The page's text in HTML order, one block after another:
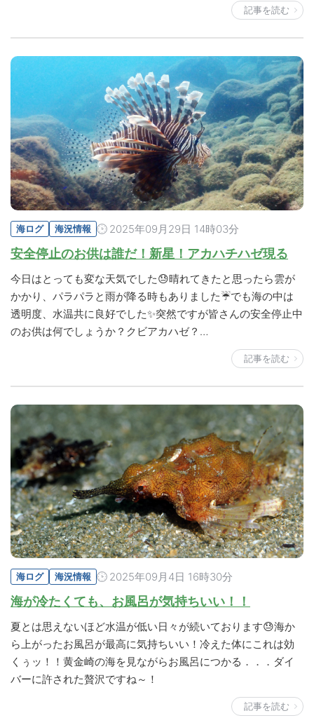
記事を読む
海ログ 海況情報 2025年09月29日 14時03分
安全停止のお供は誰だ！新星！アカハチハゼ現る
今日はとっても変な天気でした😓晴れてきたと思ったら雲が
かかり、パラパラと雨が降る時もありました☔でも海の中は
透明度、水温共に良好でした✨突然ですが皆さんの安全停止中
のお供は何でしょうか？クビアカハゼ？…
記事を読む
海ログ 海況情報 2025年09月4日 16時30分
海が冷たくても、お風呂が気持ちいい！！
夏とは思えないほど水温が低い日々が続いております😓海か
ら上がったお風呂が最高に気持ちいい！冷えた体にこれは効
くぅッ！！黄金崎の海を見ながらお風呂につかる．．．ダイ
バーに許された贅沢ですね～！
記事を読む